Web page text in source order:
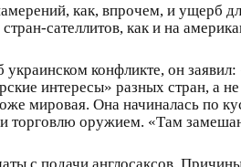
как, впрочем, и ущерб
сателлитов, как и на
конфликте, он заявил:
интересы» разных стран, а не
мировая. Она начиналась по
и торговлю оружием. «Там
с подачи англосаксов.